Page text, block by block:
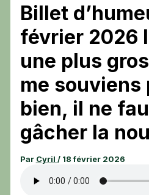
Billet
février 2026
une plus
me souviens
bien, il ne
gâcher la
Par Cyril / 18 février 2026